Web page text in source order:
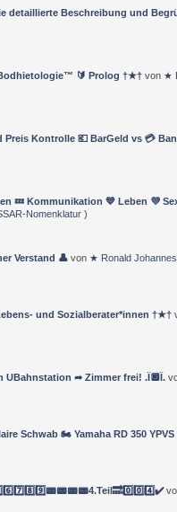
detaillierte Beschreibung und
🔰 Prolog †★†von ★
Kontrolle 💶 BarGeld vs 💳
💤 Kommunikation 💙 Leben 💜
Nomenklatur)
Verstand 👤 von ★ Ronald
und Sozialberater*innen †★†
UBahnstation ➦ Zimmer frei! .Ï🔲Ï.
Schwab 🏍️ Yamaha RD 350